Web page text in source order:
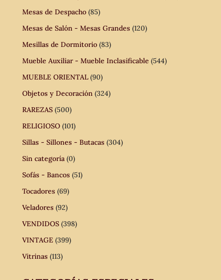
Mesas de Despacho (85)
Mesas de Salón - Mesas Grandes (120)
Mesillas de Dormitorio (83)
Mueble Auxiliar - Mueble Inclasificable (544)
MUEBLE ORIENTAL (90)
Objetos y Decoración (324)
RAREZAS (500)
RELIGIOSO (101)
Sillas - Sillones - Butacas (304)
Sin categoría (0)
Sofás - Bancos (51)
Tocadores (69)
Veladores (92)
VENDIDOS (398)
VINTAGE (399)
Vitrinas (113)